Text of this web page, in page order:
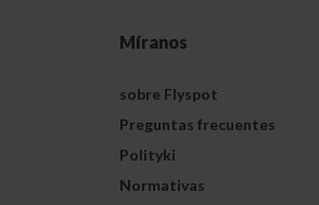
Míranos
sobre Flyspot
Preguntas frecuentes
Polityki
Normativas